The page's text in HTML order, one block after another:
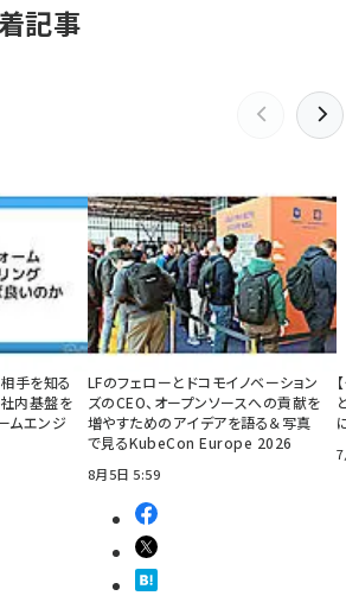
記事
相手を知る
内基盤を
ムエンジ
LFのフェローとドコモイノベーション
ズのCEO、オープンソースへの貢献を
増やすためのアイデアを語る＆写真
で見るKubeCon Europe 2026
8月5日 5:59